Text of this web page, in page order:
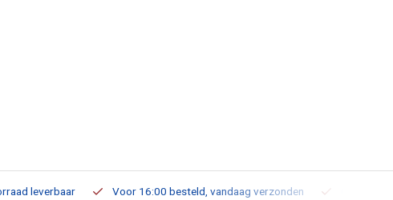
leverbaar Voor 16:00 besteld, vandaag verzonden